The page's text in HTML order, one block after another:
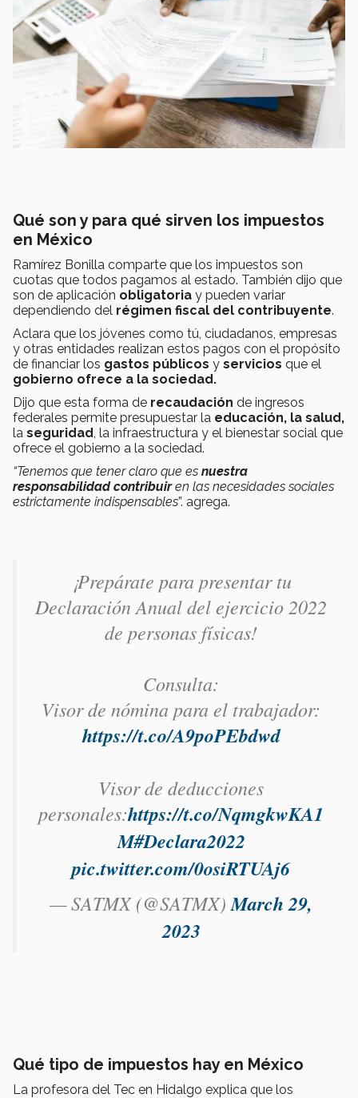
Qué son y para qué sirven los impuestos
en México
Ramírez Bonilla comparte que los impuestos son
cuotas que todos pagamos al estado. También dijo que
son de aplicación obligatoria y pueden variar
dependiendo del régimen fiscal del contribuyente.
Aclara que los jóvenes como tú, ciudadanos, empresas
y otras entidades realizan estos pagos con el propósito
de financiar los gastos públicos y servicios que el
gobierno ofrece a la sociedad.
Dijo que esta forma de recaudación de ingresos
federales permite presupuestar la educación, la salud,
la seguridad , la infraestructura y el bienestar social que
ofrece el gobierno a la sociedad.
“Tenemos que tener claro que es nuestra
responsabilidad contribuiren las necesidades sociales
estrictamente indispensables”. agrega.
¡Prepárate para presentar tu
Declaración Anual del ejercicio 2022
de personas físicas!
Consulta:
Visor de nómina para el trabajador:
https://t.co/A9poPEbdwd
Visor de deducciones
personales:https://t.co/NqmgkwKA1
M#Declara2022
pic.twitter.com/0osiRTUAj6
— SATMX (@SATMX) March 29,
2023
Qué tipo de impuestos hay en México
La profesora del Tec en Hidalgo explica que los